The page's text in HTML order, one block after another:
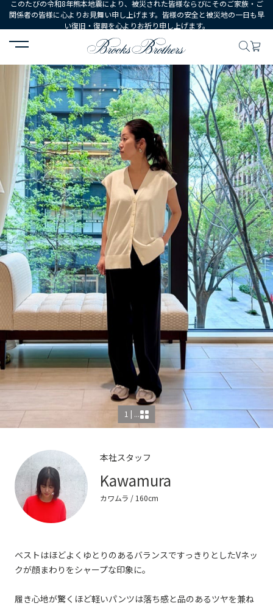
このたびの令和8年熊本地震により、被災された皆様ならびにそのご家族・ご
関係者の皆様に心よりお見舞い申し上げます。皆様の安全と被災地の一日も早
い復旧・復興を心よりお祈り申し上げます。
HOME コーディネート コーディネート詳細
1 | ...
本社スタッフ
Kawamura
カワムラ / 160cm
ベストはほどよくゆとりのあるバランスですっきりとしたVネッ
クが顔まわりをシャープな印象に。
履き心地が驚くほど軽いパンツは落ち感と品のあるツヤを兼ね